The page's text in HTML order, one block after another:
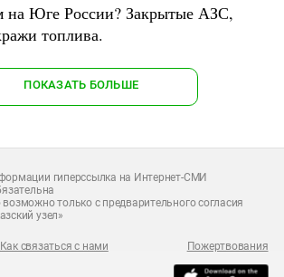
на Юге России? Закрытые АЗС,
топлива.
ПОКАЗАТЬ БОЛЬШЕ
гиперссылка на Интернет-СМИ
только с предварительного согласия
узел»
Как связаться с нами Пожертвования